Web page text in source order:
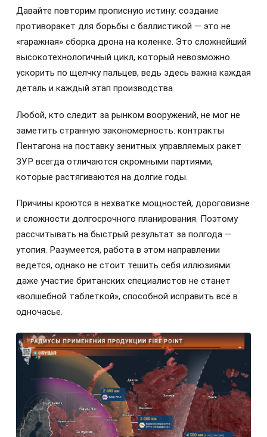
Давайте повторим прописную истину: создание
противоракет для борьбы с баллистикой — это не
«гаражная» сборка дрона на коленке. Это сложнейший
высокотехнологичный цикл, который невозможно
ускорить по щелчку пальцев, ведь здесь важна каждая
деталь и каждый этап производства.
Любой, кто следит за рынком вооружений, не мог не
заметить странную закономерность: контракты
Пентагона на поставку зенитных управляемых ракет
ЗУР всегда отличаются скромными партиями,
которые растягиваются на долгие годы.
Причины кроются в нехватке мощностей, дороговизне
и сложности долгосрочного планирования. Поэтому
рассчитывать на быстрый результат за полгода —
утопия. Разумеется, работа в этом направлении
ведется, однако не стоит тешить себя иллюзиями:
даже участие британских специалистов не станет
«волшебной таблеткой», способной исправить всё в
одночасье.